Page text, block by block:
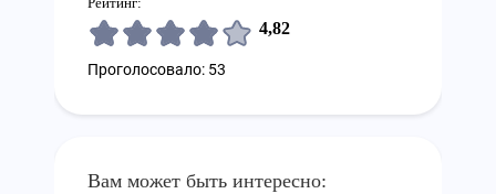
4,82
Проголосовало: 53
Вам может быть интересно: